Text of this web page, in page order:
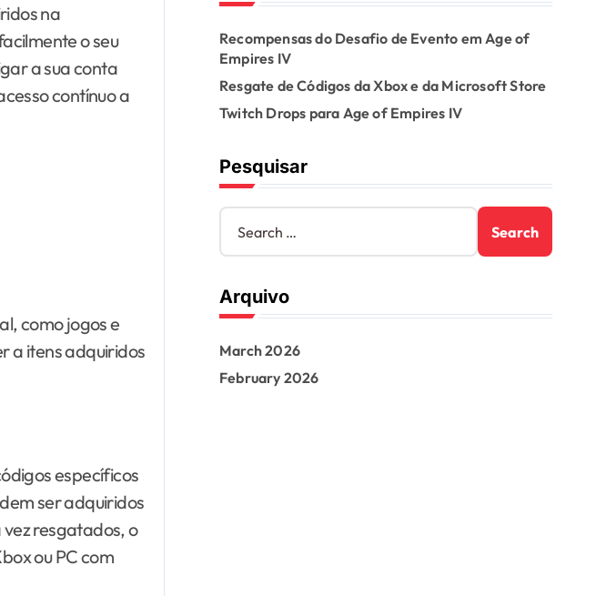
na
o seu
a sua conta
contínuo a
como jogos e
a itens adquiridos
específicos
ser adquiridos
resgatados, o
ou PC com
Recompensas do Desafio de Evento em Age of
Empires IV
Resgate de Códigos da Xbox e da Microsoft Store
Twitch Drops para Age of Empires IV
Pesquisar
S
a
c
h
o
r
Arquivo
March 2026
February 2026